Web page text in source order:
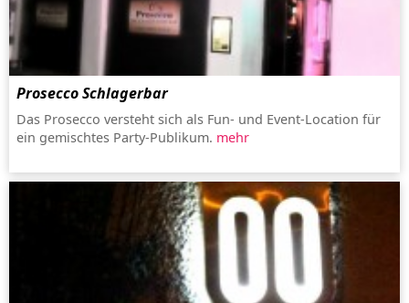
Prosecco Schlagerbar
Das Prosecco versteht sich als Fun- und Event-Location für
ein gemischtes Party-Publikum. mehr